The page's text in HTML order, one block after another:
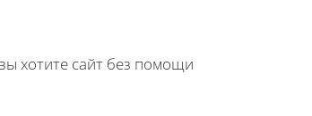
хотите сайт без помощи